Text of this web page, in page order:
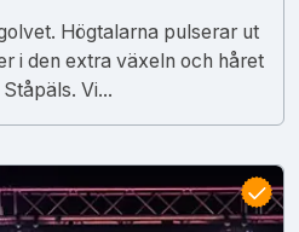
Högtalarna pulserar ut
i den extra växeln och håret
Vi...